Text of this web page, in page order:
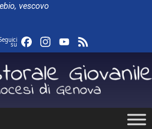
vescovo
su FacebookInstagram
YouTube